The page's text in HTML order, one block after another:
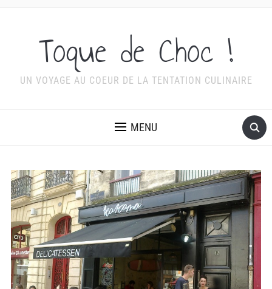
Toque de Choc !
UN VOYAGE AU COEUR DE LA TENTATION CULINAIRE
MENU